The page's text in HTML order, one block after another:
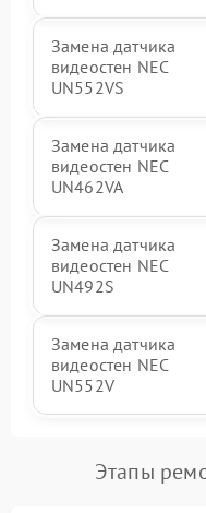
Замена датчика
видеостен NEC
UN552VS
Замена датчика
видеостен NEC
UN462VA
Замена датчика
видеостен NEC
UN492S
Замена датчика
видеостен NEC
UN552V
Этапы